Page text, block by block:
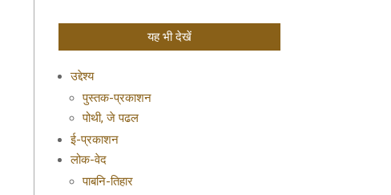
यह भी देखें
उद्देश्य
पुस्तक-प्रकाशन
पोथी, जे पढल
ई-प्रकाशन
लोक-वेद
पाबनि-तिहार